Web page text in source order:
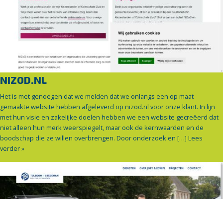
NIZOD.NL
Het is met genoegen dat we melden dat we onlangs een op maat
gemaakte website hebben afgeleverd op nizod.nl voor onze klant. In lijn
met hun visie en zakelijke doelen hebben we een website gecreëerd dat
niet alleen hun merk weerspiegelt, maar ook de kernwaarden en de
boodschap die ze willen overbrengen. Door onderzoek en […] Lees
verder »